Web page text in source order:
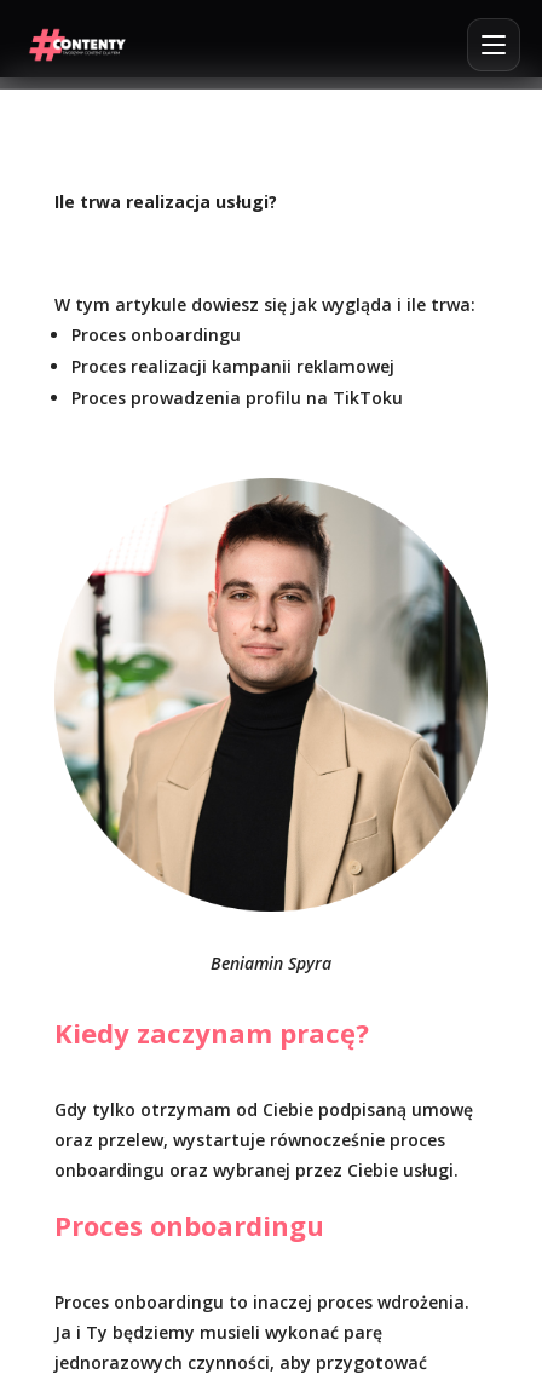
Ile trwa realizacja usługi?
W tym artykule dowiesz się jak wygląda i ile trwa:
Proces onboardingu
Proces realizacji kampanii reklamowej
Proces prowadzenia profilu na TikToku
Beniamin Spyra
Kiedy zaczynam pracę?
Gdy tylko otrzymam od Ciebie podpisaną umowę
oraz przelew, wystartuje równocześnie proces
onboardingu oraz wybranej przez Ciebie usługi.
Proces onboardingu
Proces onboardingu to inaczej proces wdrożenia.
Ja i Ty będziemy musieli wykonać parę
jednorazowych czynności, aby przygotować